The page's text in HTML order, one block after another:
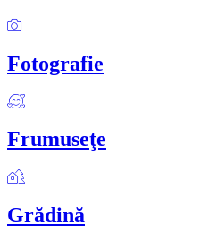
Fotografie
Frumuseţe
Grădină